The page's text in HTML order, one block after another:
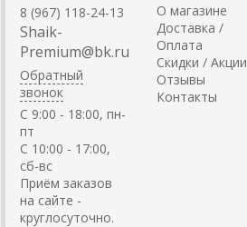
8 (967) 118-24-13
Shaik-
Premium@bk.ru
Обратный
звонок
C 9:00 - 18:00, пн-
пт
С 10:00 - 17:00,
сб-вс
Приём заказов
на сайте -
круглосуточно.
О магазине
Доставка /
Оплата
Скидки / Акции
Отзывы
Контакты